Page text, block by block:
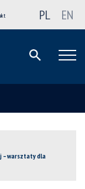
PL EN
– warsztaty dla